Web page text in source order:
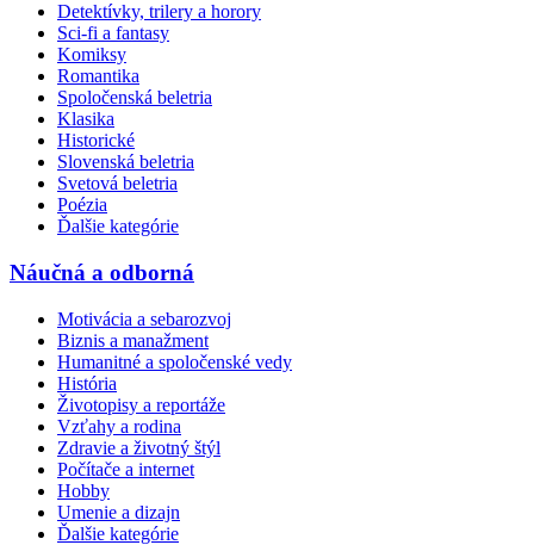
Detektívky, trilery a horory
Sci-fi a fantasy
Komiksy
Romantika
Spoločenská beletria
Klasika
Historické
Slovenská beletria
Svetová beletria
Poézia
Ďalšie kategórie
Náučná a odborná
Motivácia a sebarozvoj
Biznis a manažment
Humanitné a spoločenské vedy
História
Životopisy a reportáže
Vzťahy a rodina
Zdravie a životný štýl
Počítače a internet
Hobby
Umenie a dizajn
Ďalšie kategórie